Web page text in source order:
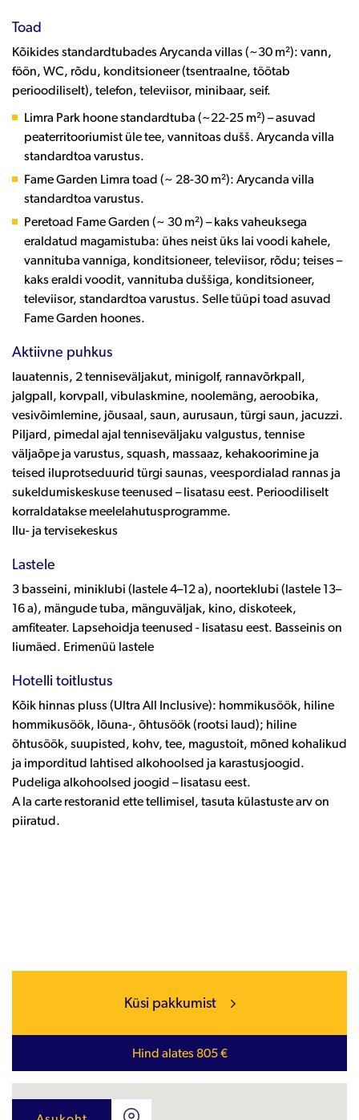
Toad
Kõikides standardtubades Arycanda villas (~30 m²): vann,
föön, WC, rõdu, konditsioneer (tsentraalne, töötab
perioodiliselt), telefon, televiisor, minibaar, seif.
Limra Park hoone standardtuba (~22-25 m²) – asuvad
peaterritooriumist üle tee, vannitoas dušš. Arycanda villa
standardtoa varustus.
Fame Garden Limra toad (~ 28-30 m²): Arycanda villa
standardtoa varustus.
Peretoad Fame Garden (~ 30 m²) – kaks vaheuksega
eraldatud magamistuba: ühes neist üks lai voodi kahele,
vannituba vanniga, konditsioneer, televiisor, rõdu; teises –
kaks eraldi voodit, vannituba duššiga, konditsioneer,
televiisor, standardtoa varustus. Selle tüüpi toad asuvad
Fame Garden hoones.
Aktiivne puhkus
lauatennis, 2 tenniseväljakut, minigolf, rannavõrkpall,
jalgpall, korvpall, vibulaskmine, noolemäng, aeroobika,
vesivõimlemine, jõusaal, saun, aurusaun, türgi saun, jacuzzi.
Piljard, pimedal ajal tenniseväljaku valgustus, tennise
väljaõpe ja varustus, squash, massaaz, kehakoorimine ja
teised iluprotseduurid türgi saunas, veespordialad rannas ja
sukeldumiskeskuse teenused – lisatasu eest. Perioodiliselt
korraldatakse meelelahutusprogramme.
Ilu- ja tervisekeskus
Lastele
3 basseini, miniklubi (lastele 4–12 a), noorteklubi (lastele 13–
16 a), mängude tuba, mänguväljak, kino, diskoteek,
amfiteater. Lapsehoidja teenused - lisatasu eest. Basseinis on
liumäed. Erimenüü lastele
Hotelli toitlustus
Kõik hinnas pluss (Ultra All Inclusive): hommikusöök, hiline
hommikusöök, lõuna-, õhtusöök (rootsi laud); hiline
õhtusöök, suupisted, kohv, tee, magustoit, mõned kohalikud
ja imporditud lahtised alkohoolsed ja karastusjoogid.
Pudeliga alkohoolsed joogid – lisatasu eest.
A la carte restoranid ette tellimisel, tasuta külastuste arv on
piiratud.
Küsi pakkumist
Hind alates 805 €